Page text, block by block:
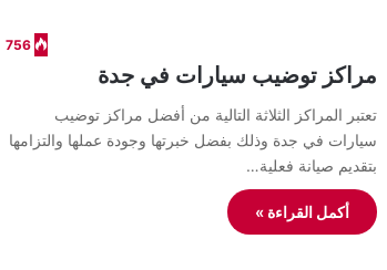
756
مراكز توضيب سيارات في جدة
تعتبر المراكز الثلاثة التالية من أفضل مراكز توضيب
سيارات في جدة وذلك بفضل خبرتها وجودة عملها والتزامها
بتقديم صيانة فعلية…
أكمل القراءة »